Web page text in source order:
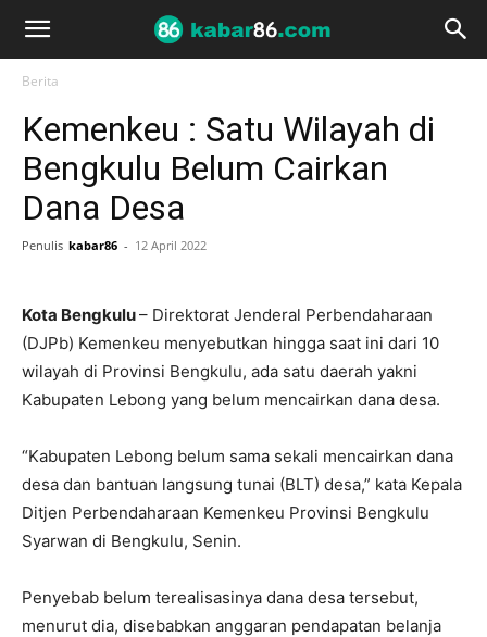
Berita
Kemenkeu : Satu Wilayah di
Bengkulu Belum Cairkan
Dana Desa
Penulis kabar86 - 12 April 2022
Kota Bengkulu– Direktorat Jenderal Perbendaharaan
(DJPb) Kemenkeu menyebutkan hingga saat ini dari 10
wilayah di Provinsi Bengkulu, ada satu daerah yakni
Kabupaten Lebong yang belum mencairkan dana desa.
“Kabupaten Lebong belum sama sekali mencairkan dana
desa dan bantuan langsung tunai (BLT) desa,” kata Kepala
Ditjen Perbendaharaan Kemenkeu Provinsi Bengkulu
Syarwan di Bengkulu, Senin.
Penyebab belum terealisasinya dana desa tersebut,
menurut dia, disebabkan anggaran pendapatan belanja